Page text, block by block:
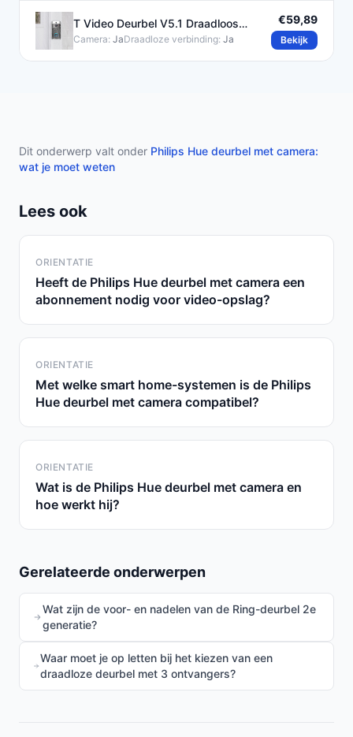
T Video Deurbel V5.1 Draadloos
Compleet Set
Camera: JaDraadloze verbinding: Ja
€59,89
Bekijk
Dit onderwerp valt onder Philips Hue deurbel met camera:
wat je moet weten
Lees ook
ORIENTATIE
Heeft de Philips Hue deurbel met camera een
abonnement nodig voor video-opslag?
ORIENTATIE
Met welke smart home-systemen is de Philips
Hue deurbel met camera compatibel?
ORIENTATIE
Wat is de Philips Hue deurbel met camera en
hoe werkt hij?
Gerelateerde onderwerpen
Wat zijn de voor- en nadelen van de Ring-deurbel 2e
generatie?
Waar moet je op letten bij het kiezen van een
draadloze deurbel met 3 ontvangers?